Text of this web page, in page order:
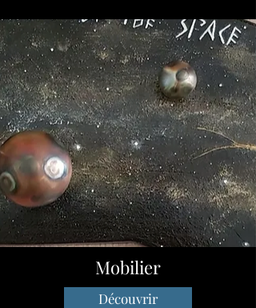
Mobilier
Découvrir